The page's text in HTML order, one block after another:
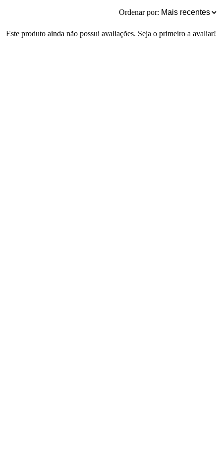
Ordenar por:
Este produto ainda não possui avaliações. Seja o primeiro a avaliar!